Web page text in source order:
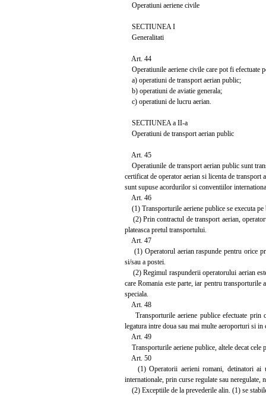
Operatiuni aeriene civile
SECTIUNEA I
Generalitati
Art. 44
Operatiunile aeriene civile care pot fi efectuate
a) operatiuni de transport aerian public;
b) operatiuni de aviatie generala;
c) operatiuni de lucru aerian.
SECTIUNEA a II-a
Operatiuni de transport aerian public
Art. 45
Operatiunile de transport aerian public sunt
certificat de operator aerian si licenta de transport
sunt supuse acordurilor si conventiilor
Art. 46
(1) Transporturile aeriene publice se executa pe
(2) Prin contractul de transport aerian,
plateasca pretul transportului.
Art. 47
(1) Operatorul aerian raspunde pentru orice
si/sau a postei.
(2) Regimul raspunderii operatorului aerian
care Romania este parte, iar pentru
speciala.
Art. 48
Transporturile aeriene publice efectuate prin
legatura intre doua sau mai multe aeroporturi si
Art. 49
Transporturile aeriene publice, altele decat cele
Art. 50
(1) Operatorii aerieni romani, detinatori ai
internationale, prin curse regulate sau
(2) Exceptiile de la prevederile alin. (1) se